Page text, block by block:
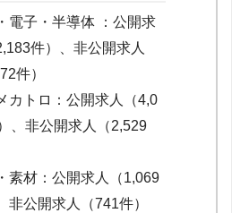
電子・半導体 ：公開求
件）、非公開求人
件）
カトロ：公開求人（4,0
、非公開求人（2,529
素材：公開求人（1,069
非公開求人（741件）